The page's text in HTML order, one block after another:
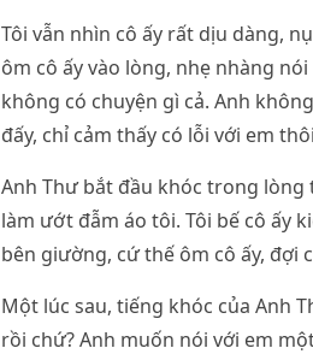
Tôi vẫn nhìn cô ấy rất dịu dàng,
ôm cô ấy vào lòng, nhẹ nhàng
không có chuyện gì cả. Anh
đấy, chỉ cảm thấy có lỗi với em
Anh Thư bắt đầu khóc trong lòng
làm ướt đẫm áo tôi. Tôi bế cô ấy
bên giường, cứ thế ôm cô ấy, đợi
Một lúc sau, tiếng khóc của Anh
rồi chứ? Anh muốn nói với em